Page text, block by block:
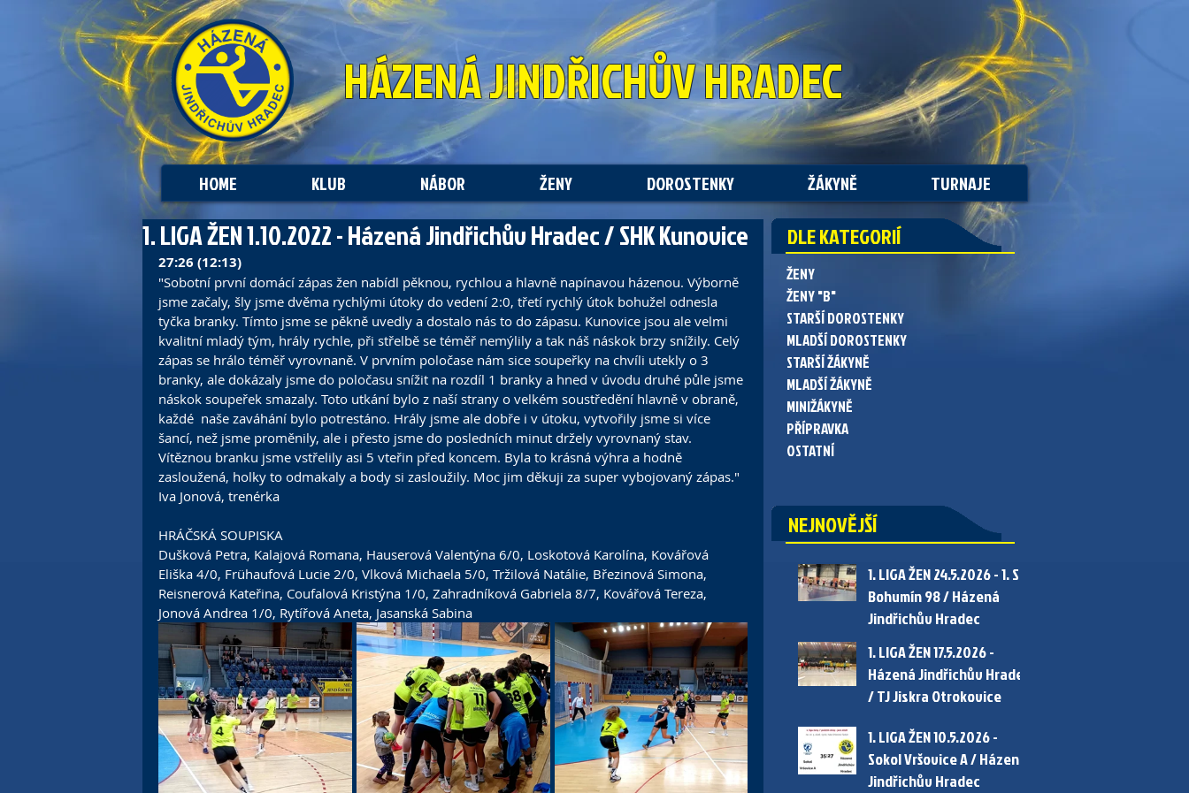
HÁZENÁJINDŘICHŮV HRADEC
HOME KLUB NÁBOR ŽENY DOROSTENKY ŽÁKYNĚ TURNAJE
1. LIGA ŽEN 1.10.2022 - Házená Jindřichův Hradec / SHK Kunovice
27:26 (12:13)
"Sobotní první domácí zápas žen nabídl pěknou, rychlou a hlavně napínavou házenou. Výborně
jsme začaly, šly jsme dvěma rychlými útoky do vedení 2:0, třetí rychlý útok bohužel odnesla
tyčka branky. Tímto jsme se pěkně uvedly a dostalo nás to do zápasu. Kunovice jsou ale velmi
kvalitní mladý tým, hrály rychle, při střelbě se téměř nemýlily a tak náš náskok brzy snížily. Celý
zápas se hrálo téměř vyrovnaně. V prvním poločase nám sice soupeřky na chvíli utekly o 3
branky, ale dokázaly jsme do poločasu snížit na rozdíl 1 branky a hned v úvodu druhé půle jsme
náskok soupeřek smazaly. Toto utkání bylo z naší strany o velkém soustředění hlavně v obraně,
každé  naše zaváhání bylo potrestáno. Hrály jsme ale dobře i v útoku, vytvořily jsme si více
šancí, než jsme proměnily, ale i přesto jsme do posledních minut držely vyrovnaný stav.
Vítěznou branku jsme vstřelily asi 5 vteřin před koncem. Byla to krásná výhra a hodně
zasloužená, holky to odmakaly a body si zasloužily. Moc jim děkuji za super vybojovaný zápas."
Iva Jonová, trenérka
HRÁČSKÁ SOUPISKA
Dušková Petra, Kalajová Romana, Hauserová Valentýna 6/0, Loskotová Karolína, Kovářová
Eliška 4/0, Frühaufová Lucie 2/0, Vlková Michaela 5/0, Tržilová Natálie, Březinová Simona,
Reisnerová Kateřina, Coufalová Kristýna 1/0, Zahradníková Gabriela 8/7, Kovářová Tereza,
Jonová Andrea 1/0, Rytířová Aneta, Jasanská Sabina
ŽENY
ŽENY "B"
STARŠÍ DOROSTENKY
MLADŠÍ DOROSTENKY
STARŠÍ ŽÁKYNĚ
MLADŠÍ ŽÁKYNĚ
MINIŽÁKYNĚ
PŘÍPRAVKA
OSTATNÍ
DLE KATEGORIÍ
1. LIGA ŽEN 24.5.2026 - 1. SC
Bohumín 98 / Házená
Jindřichův Hradec
1. LIGA ŽEN 17.5.2026 -
Házená Jindřichův Hradec
/ TJ Jiskra Otrokovice
1. LIGA ŽEN 10.5.2026 -
Sokol Vršovice A / Házená
Jindřichův Hradec
NEJNOVĚJŠÍ